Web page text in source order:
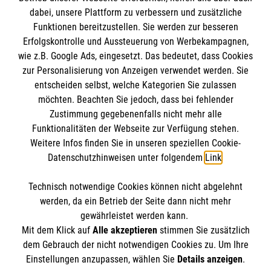
BIC: GENODED 1PA7
Newsletter abonnieren
Cookies verwalten|AGB|Impressum|Datenschutz
Barrierefreiheit |Kontakt| Sharepoint|Mediathek
dabei, unsere Plattform zu verbessern und zusätzliche
Funktionen bereitzustellen. Sie werden zur besseren
Erfolgskontrolle und Aussteuerung von Werbekampagnen,
wie z.B. Google Ads, eingesetzt. Das bedeutet, dass Cookies
zur Personalisierung von Anzeigen verwendet werden. Sie
entscheiden selbst, welche Kategorien Sie zulassen
möchten. Beachten Sie jedoch, dass bei fehlender
Zustimmung gegebenenfalls nicht mehr alle
Funktionalitäten der Webseite zur Verfügung stehen.
Weitere Infos finden Sie in unseren speziellen Cookie-
Datenschutzhinweisen unter folgendem Link.
Technisch notwendige Cookies können nicht abgelehnt
werden, da ein Betrieb der Seite dann nicht mehr
gewährleistet werden kann.
Mit dem Klick auf Alle akzeptierenstimmen Sie zusätzlich
dem Gebrauch der nicht notwendigen Cookies zu. Um Ihre
Einstellungen anzupassen, wählen Sie Details anzeigen.